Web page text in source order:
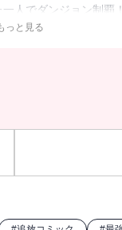
人でダンジョン制
、第２巻!!
っと見る